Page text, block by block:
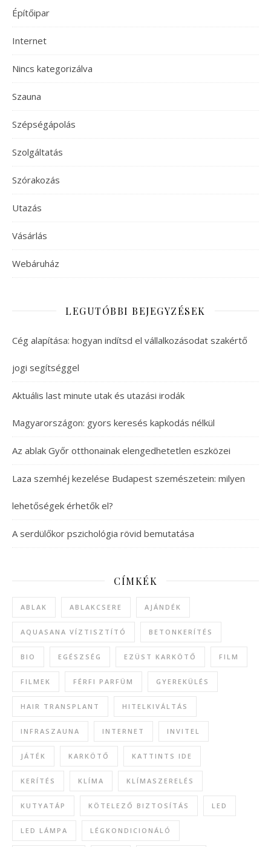
Építőipar
Internet
Nincs kategorizálva
Szauna
Szépségápolás
Szolgáltatás
Szórakozás
Utazás
Vásárlás
Webáruház
LEGUTÓBBI BEJEGYZÉSEK
Cég alapítása: hogyan indítsd el vállalkozásodat szakértő
jogi segítséggel
Aktuális last minute utak és utazási irodák
Magyarországon: gyors keresés kapkodás nélkül
Az ablak Győr otthonainak elengedhetetlen eszközei
Laza szemhéj kezelése Budapest szemészetein: milyen
lehetőségek érhetők el?
A serdülőkor pszichológia rövid bemutatása
CÍMKÉK
ABLAK ABLAKCSERE AJÁNDÉK
AQUASANA VÍZTISZTÍTÓ BETONKERÍTÉS
BIO EGÉSZSÉG EZÜST KARKÖTŐ FILM
FILMEK FÉRFI PARFÜM GYEREKÜLÉS
HAIR TRANSPLANT HITELKIVÁLTÁS
INFRASZAUNA INTERNET INVITEL
JÁTÉK KARKÖTŐ KATTINTS IDE
KERÍTÉS KLÍMA KLÍMASZERELÉS
KUTYATÁP KÖTELEZŐ BIZTOSÍTÁS LED
LED LÁMPA LÉGKONDICIONÁLÓ